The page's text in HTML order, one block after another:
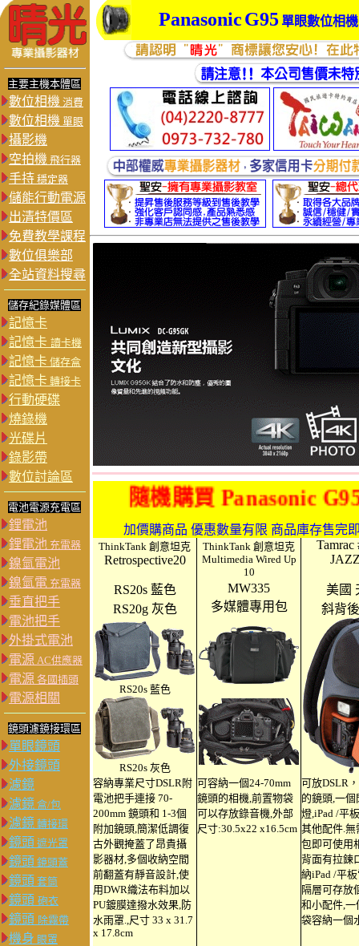
PanasonicG95 單眼數位相機
主要主機本體區
數位相機 消費
數位相機 單眼
攝影機
空拍機 飛行器
手持 穩定器
儲能行動電源
出清特價區
免費教學課程
數位俱樂部
全站資料搜尋
儲存紀錄媒體區
記憶卡
記憶卡 讀卡機
記憶卡 儲存盒
記憶卡 轉接卡
行動硬碟
燒錄機
光碟片
錄影帶
數位討論區
電池電源充電區
鋰電池
鋰電池 充電器
鎳氫電池
鎳氫電 充電器
垂直把手
電池把手
外掛式電池
電源 AC供應器
電源 各國插頭
電源相關
鏡頭濾鏡接環區
單眼鏡頭
外接鏡頭
濾鏡
濾鏡 盒/包
濾鏡 轉接環
鏡頭 遮光罩
鏡頭 鏡頭蓋
鏡頭 套筒
鏡頭 砲衣
鏡頭 除霧帶
機身 眼罩
隨機購買 Panasonic G95
加價購商品 優惠數量有限 商品庫存售完
ThinkTank 創意坦克
Retrospective20
ThinkTank 創意坦克
Multimedia Wired Up
10
Tamrac
RS20s 藍色
RS20g 灰色
MW335
多媒體專用包
美國
斜背
RS20s 藍色
RS20s 灰色
容納專業尺寸DSLR附
電池把手連接 70-
200mm 鏡頭和 1-3個
附加鏡頭,簡潔低調復
古外觀掩蓋了昂貴攝
影器材,多個收納空間
前翻蓋有靜音設計,使
用DWR織法布料加以
PU鍍膜達撥水效果,防
水雨罩.,尺寸 33 x 31.7
x 17.8cm
可容納一個24-70mm
鏡頭的相機,前置物袋
可以存放錄音機,外部
尺寸:30.5x22 x16.5cm
可放DSLR
的鏡頭,一個
燈,iPad /平
其他配件.無
包即可使用
背面有拉鍊
納iPad /平
隔層可存放
和小配件,一
袋容納一個